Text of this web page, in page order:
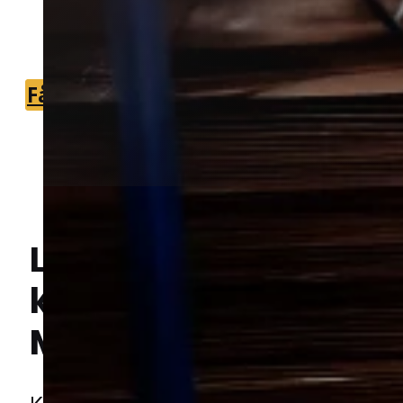
du nemt kan komme videre med en
effektiv og tryg løsning.
Få et tilbud +45 51 90 85 46
Lokal bekæmpelse
kakkerlakker
Møgeltønder